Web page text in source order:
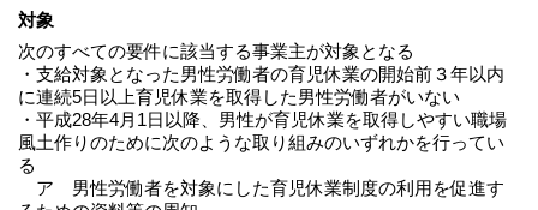
対象
次のすべての要件に該当する事業主が対象となる
・支給対象となった男性労働者の育児休業の開始前３年以内
に連続5日以上育児休業を取得した男性労働者がいない
・平成28年4月1日以降、男性が育児休業を取得しやすい職場
風土作りのために次のような取り組みのいずれかを行ってい
る
ア 男性労働者を対象にした育児休業制度の利用を促進す